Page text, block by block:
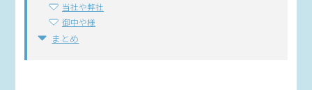
当社や弊社
御中や様
まとめ